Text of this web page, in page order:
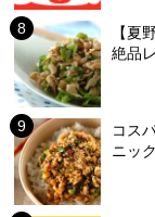
【夏
絶品
コス
ニッ